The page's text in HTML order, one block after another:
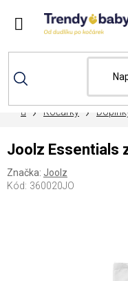
DomůKočárky
Joolz Essentials
Značka: Joolz
Kód: 360020JO